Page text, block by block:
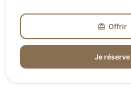
card_giftcard Offrir
Je réserve